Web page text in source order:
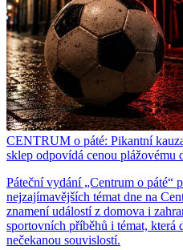
CENTRUM o páté: Pikantní
sklep odpovídá cenou plážovému
Páteční vydání „Centrum o páté“
nejzajímavějších témat dne na
znamení událostí z domova i
sportovních příběhů i témat, která
nečekanou souvislostí.